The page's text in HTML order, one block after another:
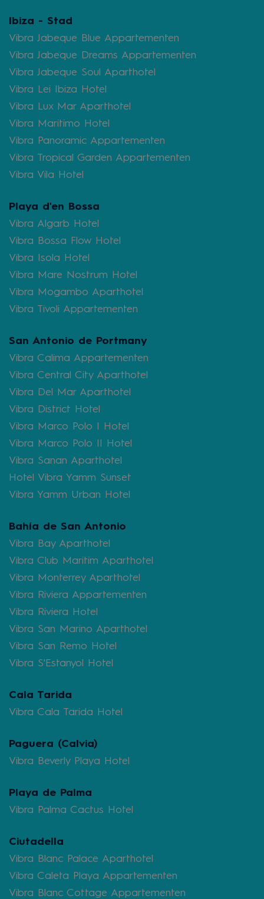
Ibiza - Stad
Vibra Jabeque Blue Appartementen
Vibra Jabeque Dreams Appartementen
Vibra Jabeque Soul Aparthotel
Vibra Lei Ibiza Hotel
Vibra Lux Mar Aparthotel
Vibra Maritimo Hotel
Vibra Panoramic Appartementen
Vibra Tropical Garden Appartementen
Vibra Vila Hotel
Playa d'en Bossa
Vibra Algarb Hotel
Vibra Bossa Flow Hotel
Vibra Isola Hotel
Vibra Mare Nostrum Hotel
Vibra Mogambo Aparthotel
Vibra Tivoli Appartementen
San Antonio de Portmany
Vibra Calima Appartementen
Vibra Central City Aparthotel
Vibra Del Mar Aparthotel
Vibra District Hotel
Vibra Marco Polo I Hotel
Vibra Marco Polo II Hotel
Vibra Sanan Aparthotel
Hotel Vibra Yamm Sunset
Vibra Yamm Urban Hotel
Bahía de San Antonio
Vibra Bay Aparthotel
Vibra Club Maritim Aparthotel
Vibra Monterrey Aparthotel
Vibra Riviera Appartementen
Vibra Riviera Hotel
Vibra San Marino Aparthotel
Vibra San Remo Hotel
Vibra S'Estanyol Hotel
Cala Tarida
Vibra Cala Tarida Hotel
Paguera (Calvia)
Vibra Beverly Playa Hotel
Playa de Palma
Vibra Palma Cactus Hotel
Ciutadella
Vibra Blanc Palace Aparthotel
Vibra Caleta Playa Appartementen
Vibra Blanc Cottage Appartementen